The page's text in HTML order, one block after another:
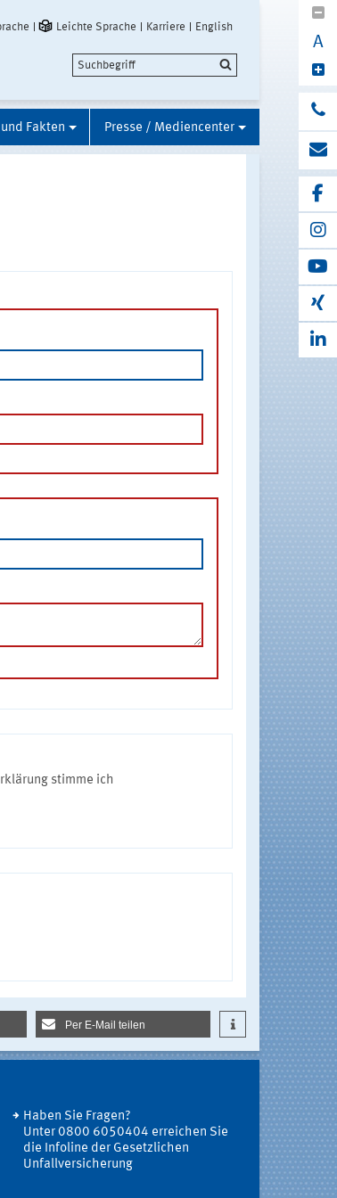
Leichte Sprache Karriere English
A
Fakten Presse / Mediencenter
stimme ich
Per E-Mail teilen
Haben Sie Fragen?
Unter 0800 6050404 erreichen Sie
die Infoline der Gesetzlichen
Unfallversicherung